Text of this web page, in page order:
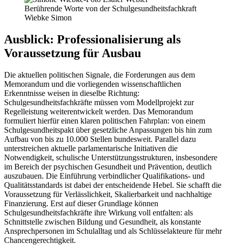
Berührende Worte von der Schulgesundheitsfachkraft
Wiebke Simon
Ausblick: Professionalisierung als
Voraussetzung für Ausbau
Die aktuellen politischen Signale, die Forderungen aus dem
Memorandum und die vorliegenden wissenschaftlichen
Erkenntnisse weisen in dieselbe Richtung:
Schulgesundheitsfachkräfte müssen vom Modellprojekt zur
Regelleistung weiterentwickelt werden. Das Memorandum
formuliert hierfür einen klaren politischen Fahrplan: von einem
Schulgesundheitspakt über gesetzliche Anpassungen bis hin zum
Aufbau von bis zu 10.000 Stellen bundesweit. Parallel dazu
unterstreichen aktuelle parlamentarische Initiativen die
Notwendigkeit, schulische Unterstützungsstrukturen, insbesondere
im Bereich der psychischen Gesundheit und Prävention, deutlich
auszubauen. Die Einführung verbindlicher Qualifikations- und
Qualitätsstandards ist dabei der entscheidende Hebel. Sie schafft die
Voraussetzung für Verlässlichkeit, Skalierbarkeit und nachhaltige
Finanzierung. Erst auf dieser Grundlage können
Schulgesundheitsfachkräfte ihre Wirkung voll entfalten: als
Schnittstelle zwischen Bildung und Gesundheit, als konstante
Ansprechpersonen im Schulalltag und als Schlüsselakteure für mehr
Chancengerechtigkeit.